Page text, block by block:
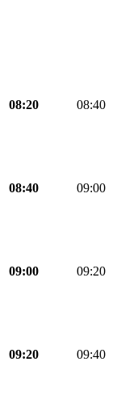
08:20 08:40
08:40 09:00
09:00 09:20
09:20 09:40